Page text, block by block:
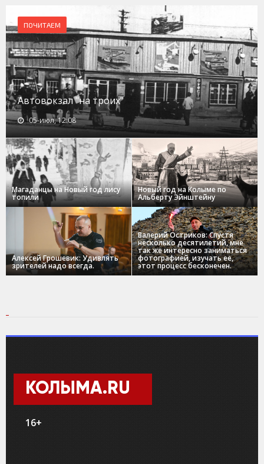
ПОЧИТАЕМ
Автовокзал "на троих"
05-июл, 12:08
Магаданцы на Новый год лису
топили
Новый год на Колыме по
Альберту Эйнштейну
Алексей Грошевик: Удивлять
зрителей надо всегда.
Валерий Остриков: Спустя
несколько десятилетий, мне
так же интересно заниматься
фотографией, изучать ее,
этот процесс бесконечен.
КОЛЫМА.RU
16+